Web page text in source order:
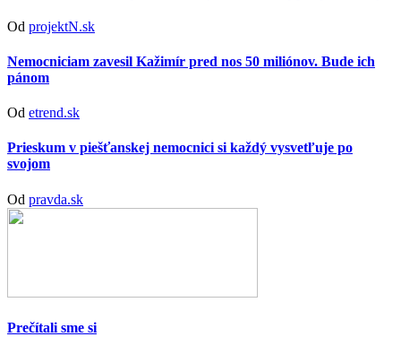
Od projektN.sk
Nemocniciam zavesil Kažimír pred nos 50 miliónov. Bude ich
pánom
Od etrend.sk
Prieskum v piešťanskej nemocnici si každý vysvetľuje po
svojom
Od pravda.sk
Prečítali sme si